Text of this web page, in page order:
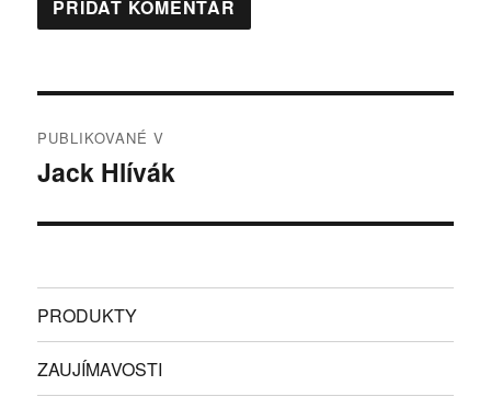
v
PUBLIKOVANÉ V
Jack Hlívák
PRODUKTY
ZAUJÍMAVOSTI